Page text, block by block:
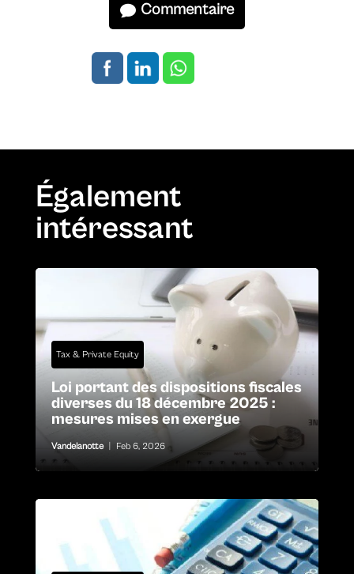
Commentaire
Également
intéressant
Tax & Private Equity
Loi portant des dispositions fiscales
diverses du 18 décembre 2025 :
mesures mises en exergue
Vandelanotte Feb 6, 2026